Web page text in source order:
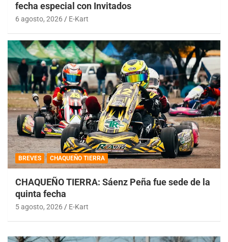
fecha especial con Invitados
6 agosto, 2026 E-Kart
BREVES CHAQUEÑO TIERRA
CHAQUEÑO TIERRA: Sáenz Peña fue sede de la
quinta fecha
5 agosto, 2026 E-Kart